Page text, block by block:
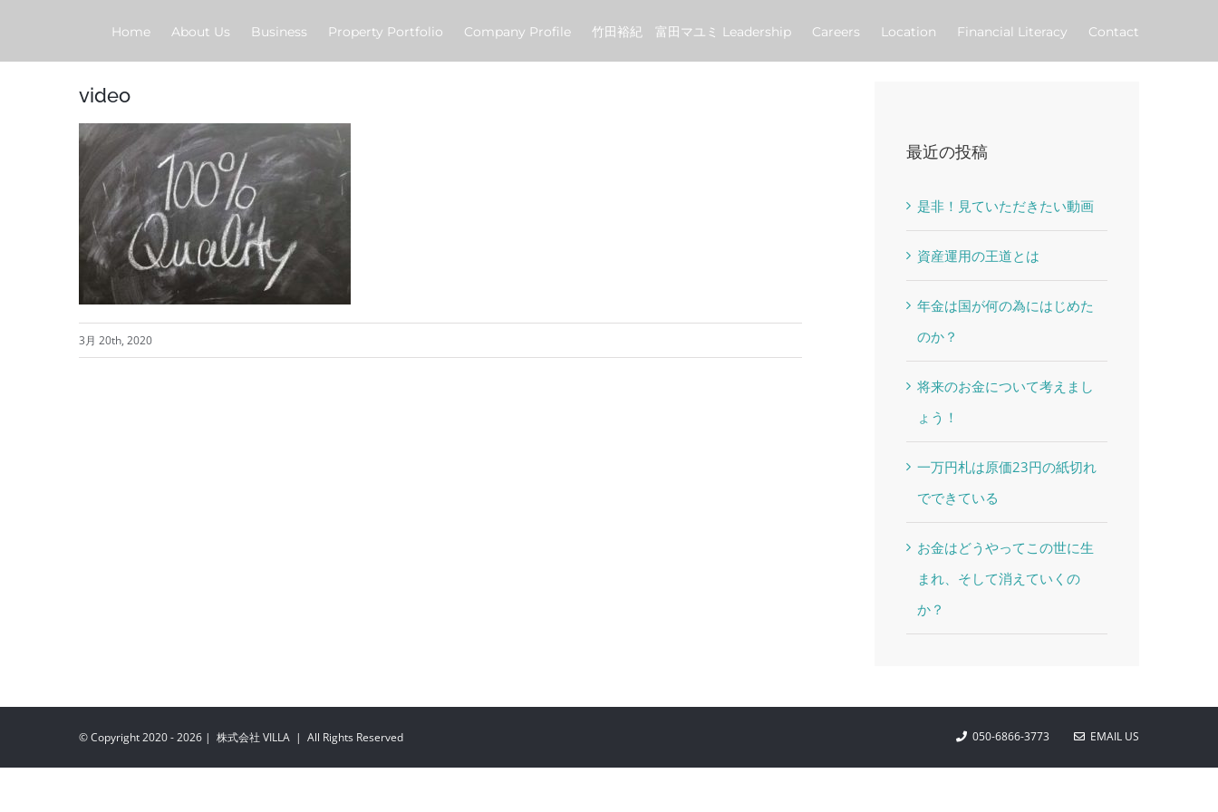
Home About Us Business Property Portfolio Company Profile 竹田裕紀 富田マユミ Leadership Careers Location Financial Literacy Contact
video
3月 20th, 2020
最近の投稿
是非！見ていただきたい動画
資産運用の王道とは
年金は国が何の為にはじめた
のか？
将来のお金について考えまし
ょう！
一万円札は原価23円の紙切れ
でできている
お金はどうやってこの世に生
まれ、そして消えていくの
か？
© Copyright 2020 -2026 | 株式会社 VILLA | All Rights Reserved 050-6866-3773 EMAIL US